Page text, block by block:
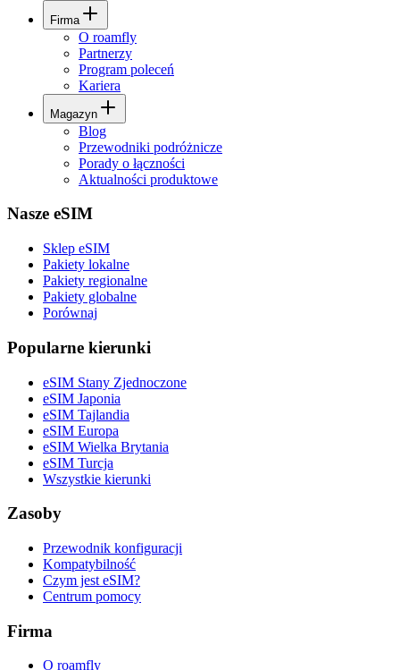
Firma
O roamfly
Partnerzy
Program poleceń
Kariera
Magazyn
Blog
Przewodniki podróżnicze
Porady o łączności
Aktualności produktowe
Nasze eSIM
Sklep eSIM
Pakiety lokalne
Pakiety regionalne
Pakiety globalne
Porównaj
Popularne kierunki
eSIM Stany Zjednoczone
eSIM Japonia
eSIM Tajlandia
eSIM Europa
eSIM Wielka Brytania
eSIM Turcja
Wszystkie kierunki
Zasoby
Przewodnik konfiguracji
Kompatybilność
Czym jest eSIM?
Centrum pomocy
Firma
O roamfly